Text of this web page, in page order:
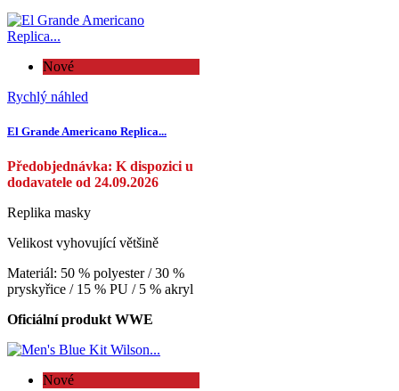
Nové
Rychlý náhled
El Grande Americano Replica...
Předobjednávka: K dispozici u
dodavatele od 24.09.2026
Replika masky
Velikost vyhovující většině
Materiál: 50 % polyester / 30 %
pryskyřice / 15 % PU / 5 % akryl
Oficiální produkt WWE
Nové